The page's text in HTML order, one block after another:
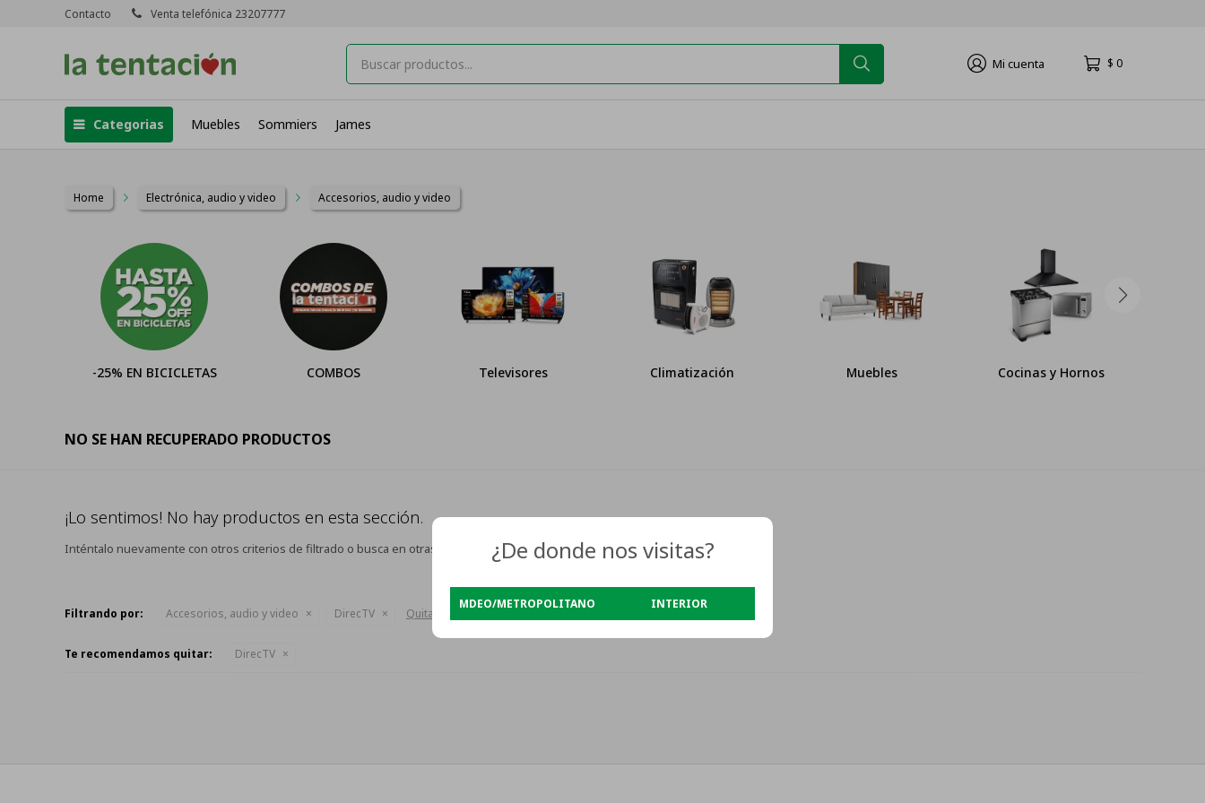
Categorias Muebles Sommiers James
$ 0
Contacto Venta telefónica 23207777
Home Electrónica, audio y video Accesorios, audio y video
-25% EN BICICLETAS COMBOS Televisores Climatización Muebles Cocinas y Hornos
NO SE HAN RECUPERADO PRODUCTOS
¡Lo sentimos! No hay productos en esta sección.
Inténtalo nuevamente con otros criterios de filtrado o busca en otras secciones de nuestro catálogo.
Filtrando por: Accesorios, audio y video DirecTV Quitar filtros
Te recomendamos quitar: DirecTV
¿De donde nos visitas?
MDEO/METROPOLITANO INTERIOR